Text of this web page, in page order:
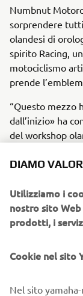
Numbnut
sorprendere
olandesi di
spirito Racing,
motociclismo
prende
“Questo mezzo
dall’inizio» ha
del workshop
che avrei potuto
completamente
concept si
esclusivi. Per
DIAMO
Utilizziamo i
nostro sito
prodotti, i
Cookie nel sito
Nel sito